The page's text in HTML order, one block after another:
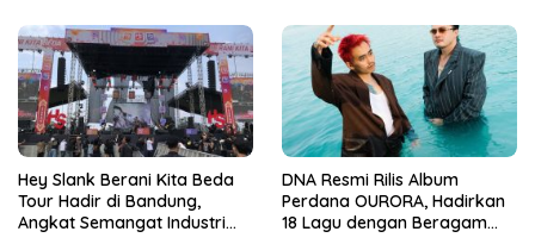
Hey Slank Berani Kita Beda
Tour Hadir di Bandung,
Angkat Semangat Industri
DNA Resmi Rilis Album
Perdana OURORA, Hadirkan
18 Lagu dengan Beragam